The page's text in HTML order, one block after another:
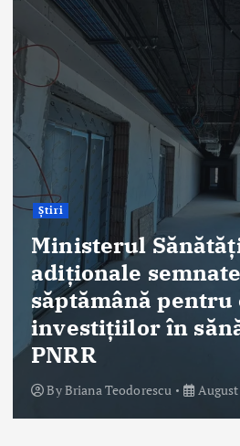
Știri
ANT: Trei
și țesuturi la
în ultimele 48 de
By Briana Teodorescu August
Despre Noi
Ro Health Review Strategies,
editorial cu conținut HIGH-QUALITY,